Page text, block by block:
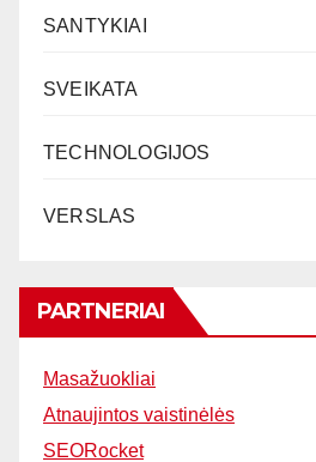
SANTYKIAI
SVEIKATA
TECHNOLOGIJOS
VERSLAS
PARTNERIAI
Masažuokliai
Atnaujintos vaistinėlės
SEORocket